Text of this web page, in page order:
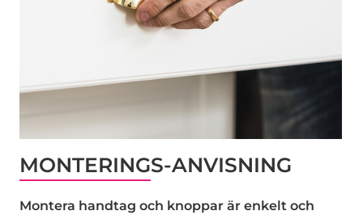
MONTERINGS-ANVISNING
Montera handtag och knoppar är enkelt och